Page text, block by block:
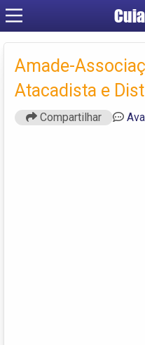
Amade-
Atacadista e
Compartilhar